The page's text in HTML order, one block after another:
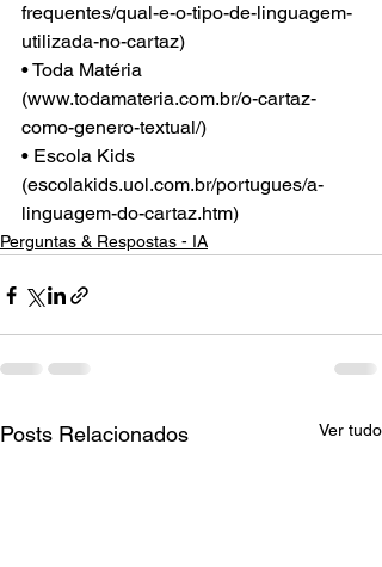
frequentes/qual-e-o-tipo-de-linguagem-
utilizada-no-cartaz)
• Toda Matéria
(www.todamateria.com.br/o-cartaz-
como-genero-textual/)
• Escola Kids
(escolakids.uol.com.br/portugues/a-
linguagem-do-cartaz.htm)
Perguntas & Respostas - IA
Posts Relacionados Ver tudo